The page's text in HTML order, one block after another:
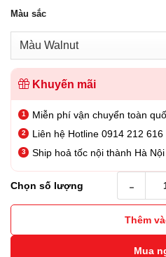
Màu sắc
Khuyến mãi
Miễn phí vận chuyển toàn
Liên hệ Hotline 0914 212
Ship hoả tốc nội thành Hà
Chọn số lượng
Thêm
Mua